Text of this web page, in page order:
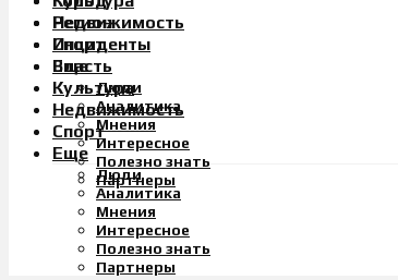
Недвижимость
Спорт
Еще
Люди
Аналитика
Мнения
Интересное
Полезно знать
Партнеры
Регион
Инциденты
Власть
Культура
Недвижимость
Спорт
Еще
Люди
Аналитика
Мнения
Интересное
Полезно знать
Партнеры